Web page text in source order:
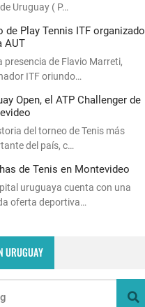
Uruguay ( P…
de Play Tennis ITF organizado
AUT
presencia de Flavio Marreti,
ITF oriundo…
Open, el ATP Challenger de
del torneo de Tenis más
del país, c…
de Tenis en Montevideo
uruguaya cuenta con una
oferta deportiva…
URUGUAY